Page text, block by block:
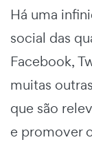
Há uma
social das
Facebook,
muitas
que são
e promover